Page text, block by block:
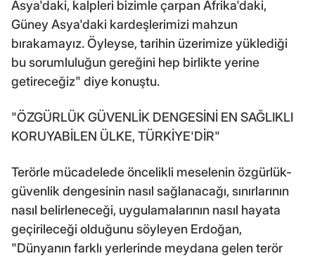
Asya'daki, kalpleri bizimle çarpan Afrika'daki,
Güney Asya'daki kardeşlerimizi mahzun
bırakamayız. Öyleyse, tarihin üzerimize yüklediği
bu sorumluluğun gereğini hep birlikte yerine
getireceğiz" diye konuştu.
"ÖZGÜRLÜK GÜVENLİK DENGESİNİ EN SAĞLIKLI
KORUYABİLEN ÜLKE, TÜRKİYE'DİR"
Terörle mücadelede öncelikli meselenin özgürlük-
güvenlik dengesinin nasıl sağlanacağı, sınırlarının
nasıl belirleneceği, uygulamalarının nasıl hayata
geçirileceği olduğunu söyleyen Erdoğan,
"Dünyanın farklı yerlerinde meydana gelen terör